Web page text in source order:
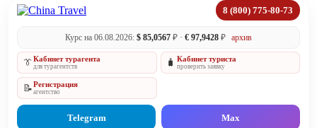
8 (800) 775-80-73
Курс на 06.08.2026: $ 85,0567 ₽ · € 97,9428 ₽ архив
👔Кабинет турагента
для турагентств 🧳 Кабинет туриста
проверить заявку
📝Регистрация
агентство
Telegram Max